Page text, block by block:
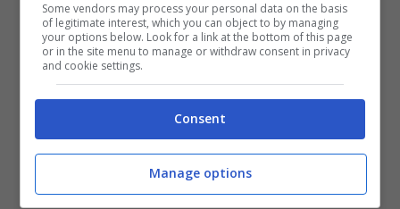
Ora il giudizio sulla vicenda passa al
Tribunale di Napoli.Il prossimo 10 giugno il
giudice dovrà pronunciarsi in merito al ricorso di
29 settembre prossimo è stata fissata l’udienza
per la querela nei confronti di Equitalia.
Some vendors may process your personal data on the basis
of legitimate interest, which you can object to by managing
your options below. Look for a link at the bottom of this page
or in the site menu to manage or withdraw consent in privacy
and cookie settings.
Consent
Manage options